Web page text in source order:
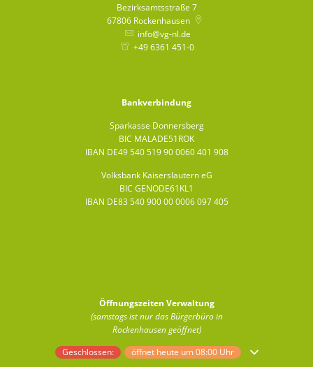
Bezirksamtsstraße 7
67806 Rockenhausen
info@vg-nl.de
+49 6361 451-0
Bankverbindung
Sparkasse Donnersberg
BIC MALADE51ROK
IBAN DE49 540 519 90 0060 401 908
Volksbank Kaiserslautern eG
BIC GENODE61KL1
IBAN DE83 540 900 00 0006 097 405
Öffnungszeiten Verwaltung
(samstags ist nur das Bürgerbüro in
Rockenhausen geöffnet)
Klicken, um weitere Öffnungs- oder Schließzeiten auszublenden
Geschlossen: öffnet heute um 08:00 Uhr